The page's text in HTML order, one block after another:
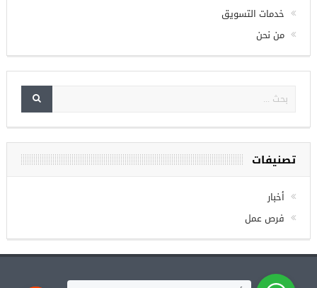
خدمات التسويق
من نحن
تصنيفات
أخبار
فرص عمل